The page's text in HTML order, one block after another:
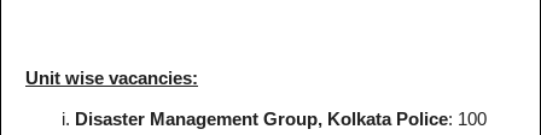
Unit wise vacancies:
i. Disaster Management Group, Kolkata Police: 100